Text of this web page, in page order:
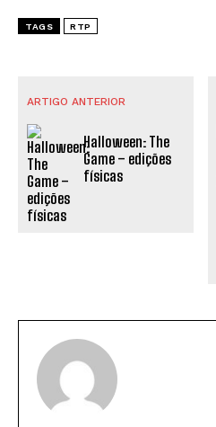
TAGS RTP
ARTIGO ANTERIOR
Halloween: The
Game – edições
físicas